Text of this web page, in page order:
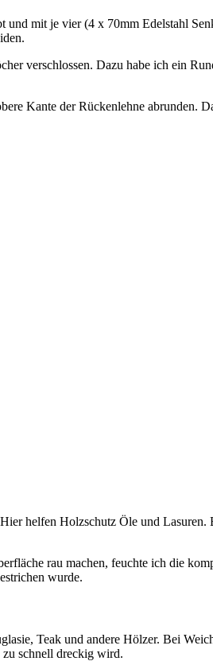
mit je vier (4 x 70mm Edelstahl
verschlossen. Dazu habe ich ein
Kante der Rückenlehne abrunden.
helfen Holzschutz Öle und
rau machen, feuchte ich die
wurde.
Teak und andere Hölzer. Bei
zu schnell dreckig wird.